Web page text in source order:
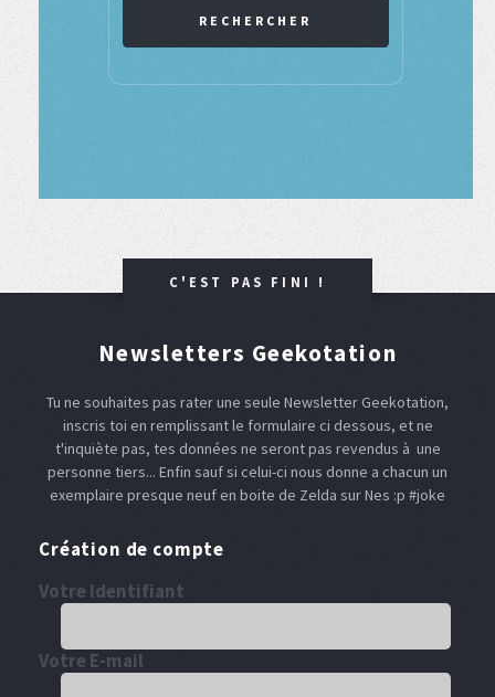
RECHERCHER
C'EST PAS FINI !
Newsletters Geekotation
Tu ne souhaites pas rater une seule Newsletter Geekotation,
inscris toi en remplissant le formulaire ci dessous, et ne
t'inquiète pas, tes données ne seront pas revendus à une
personne tiers... Enfin sauf si celui-ci nous donne a chacun un
exemplaire presque neuf en boite de Zelda sur Nes :p #joke
Création de compte
Votre Identifiant
Votre E-mail